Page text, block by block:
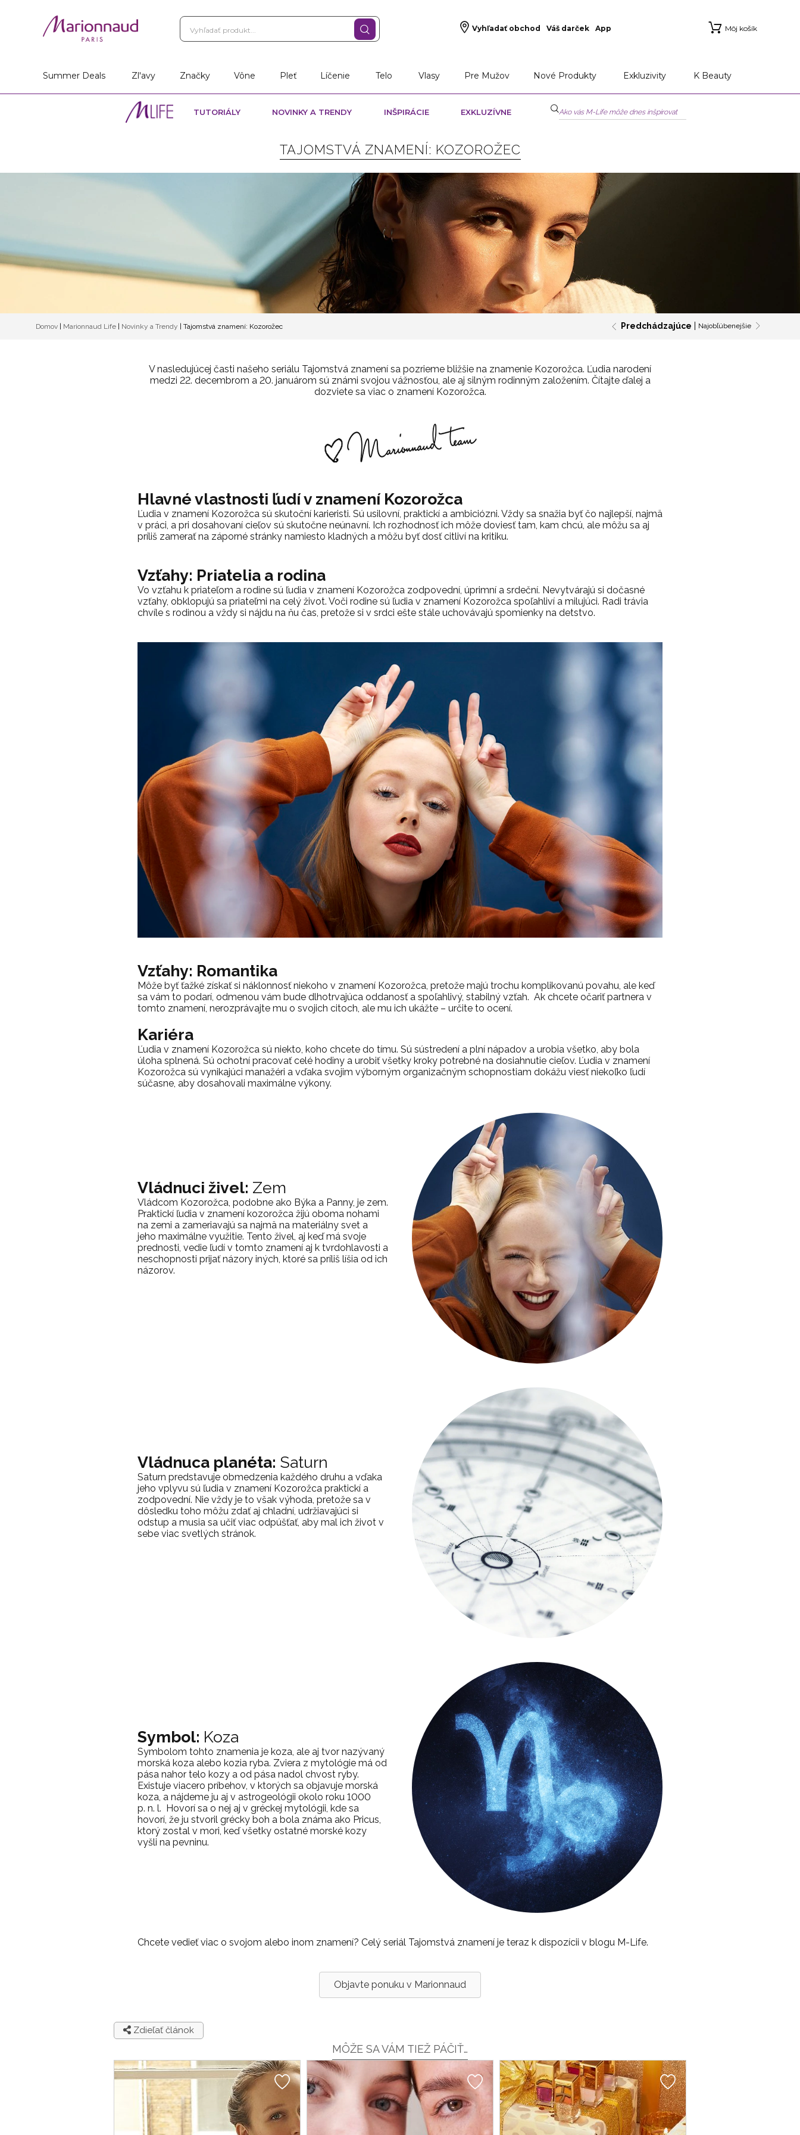
Vyhľadať obchod Váš darček App Môj košík
Summer Deals Zl'avy Značky Vône Pleť Líčenie Telo Vlasy Pre Mužov Nové Produkty Exkluzivity K Beauty
TUTORIÁLY NOVINKY A TRENDY INŠPIRÁCIE EXKLUZÍVNE
TAJOMSTVÁ ZNAMENÍ: KOZOROŽEC
Domov | Marionnaud Life | Novinky a Trendy | Tajomstvá znamení: Kozorožec Predchádzajúce Najobľúbenejšie
V nasledujúcej časti našeho seriálu Tajomstvá znamení sa pozrieme bližšie na znamenie Kozorožca. Ľudia narodení
medzi 22. decembrom a 20. januárom sú známi svojou vážnosťou, ale aj silným rodinným založením. Čítajte ďalej a
dozviete sa viac o znamení Kozorožca.
Hlavné vlastnosti ľudí v znamení Kozorožca
Ľudia v znamení Kozorožca sú skutoční karieristi. Sú usilovní, praktickí a ambiciózni. Vždy sa snažia byť čo najlepší, najmä
v práci, a pri dosahovaní cieľov sú skutočne neúnavní. Ich rozhodnosť ich môže doviesť tam, kam chcú, ale môžu sa aj
príliš zamerať na záporné stránky namiesto kladných a môžu byť dosť citliví na kritiku.
Vzťahy: Priatelia a rodina
Vo vzťahu k priateľom a rodine sú ľudia v znamení Kozorožca zodpovední, úprimní a srdeční. Nevytvárajú si dočasné
vzťahy, obklopujú sa priateľmi na celý život. Voči rodine sú ľudia v znamení Kozorožca spoľahliví a milujúci. Radi trávia
chvíle s rodinou a vždy si nájdu na ňu čas, pretože si v srdci ešte stále uchovávajú spomienky na detstvo.
Vzťahy: Romantika
Môže byť ťažké získať si náklonnosť niekoho v znamení Kozorožca, pretože majú trochu komplikovanú povahu, ale keď
sa vám to podarí, odmenou vám bude dlhotrvajúca oddanosť a spoľahlivý, stabilný vzťah. Ak chcete očariť partnera v
tomto znamení, nerozprávajte mu o svojich citoch, ale mu ich ukážte – určite to ocení.
Kariéra
Ľudia v znamení Kozorožca sú niekto, koho chcete do tímu. Sú sústredení a plní nápadov a urobia všetko, aby bola
úloha splnená. Sú ochotní pracovať celé hodiny a urobiť všetky kroky potrebné na dosiahnutie cieľov. Ľudia v znamení
Kozorožca sú vynikajúci manažéri a vďaka svojim výborným organizačným schopnostiam dokážu viesť niekoľko ľudí
súčasne, aby dosahovali maximálne výkony.
Vládnuci živel: Zem
Vládcom Kozorožca, podobne ako Býka a Panny, je zem.
Praktickí ľudia v znamení kozorožca žijú oboma nohami
na zemi a zameriavajú sa najmä na materiálny svet a
jeho maximálne využitie. Tento živel, aj keď má svoje
prednosti, vedie ľudí v tomto znamení aj k tvrdohlavosti a
neschopnosti prijať názory iných, ktoré sa príliš líšia od ich
názorov.
Vládnuca planéta: Saturn
Saturn predstavuje obmedzenia každého druhu a vďaka
jeho vplyvu sú ľudia v znamení Kozorožca praktickí a
zodpovední. Nie vždy je to však výhoda, pretože sa v
dôsledku toho môžu zdať aj chladní, udržiavajúci si
odstup a musia sa učiť viac odpúšťať, aby mal ich život v
sebe viac svetlých stránok.
Symbol: Koza
Symbolom tohto znamenia je koza, ale aj tvor nazývaný
morská koza alebo kozia ryba. Zviera z mytológie má od
pása nahor telo kozy a od pása nadol chvost ryby.
Existuje viacero príbehov, v ktorých sa objavuje morská
koza, a nájdeme ju aj v astrogeológii okolo roku 1000
p. n. l. Hovorí sa o nej aj v gréckej mytológii, kde sa
hovorí, že ju stvoril grécky boh a bola známa ako Pricus,
ktorý zostal v mori, keď všetky ostatné morské kozy
vyšli na pevninu.
Chcete vedieť viac o svojom alebo inom znamení? Celý seriál Tajomstvá znamení je teraz k dispozícii v blogu M-Life.
Objavte ponuku v Marionnaud
Zdieľať článok
MÔŽE SA VÁM TIEŽ PÁČIŤ…